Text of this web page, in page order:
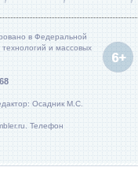
в Федеральной
и массовых
Осадник М.С.
Телефон